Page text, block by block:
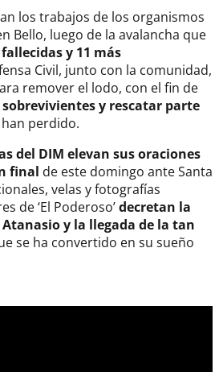
los trabajos de los organismos
Bello, luego de la avalancha que
y 11 más
Civil, junto con la comunidad,
remover el lodo, con el fin de
sobrevivientes y rescatar parte
perdido.
del DIM elevan sus oraciones
final de este domingo ante Santa
velas y fotografías
de ‘El Poderoso’decretan la
y la llegada de la tan
se ha convertido en su sueño